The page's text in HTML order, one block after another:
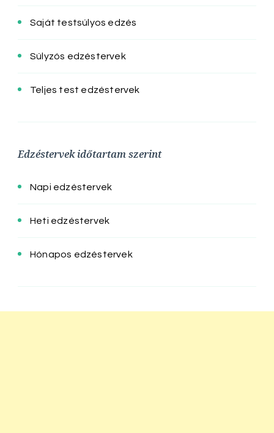
Saját testsúlyos edzés
Súlyzós edzéstervek
Teljes test edzéstervek
Edzéstervek időtartam szerint
Napi edzéstervek
Heti edzéstervek
Hónapos edzéstervek